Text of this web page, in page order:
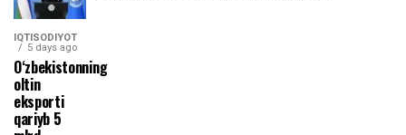
IQTISODIYOT
5 days ago
O‘zbekistonning
oltin
eksporti
qariyb 5